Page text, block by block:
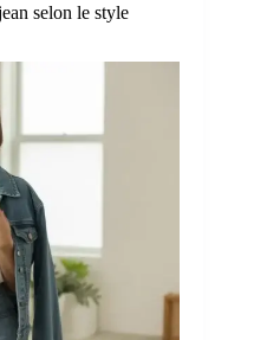
selon le style